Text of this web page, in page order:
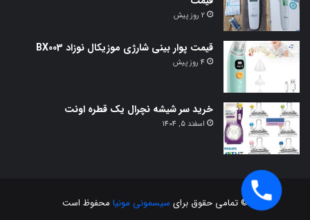
2 روز پیش
قیمت پوار بینی شارژی موزیکال نوزاد BX003
4 روز پیش
خرید سر شیشه نچرال یک قطره اونت
اسفند 5, 1404
© تمامی حقوق برای سیسمونی مونیا محفوظ است